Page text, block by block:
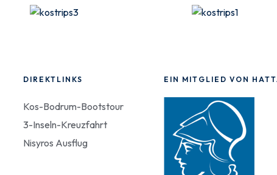
DIREKTLINKS
Kos-Bodrum-Bootstour
3-Inseln-Kreuzfahrt
Nisyros Ausflug
EIN MITGLIED VON